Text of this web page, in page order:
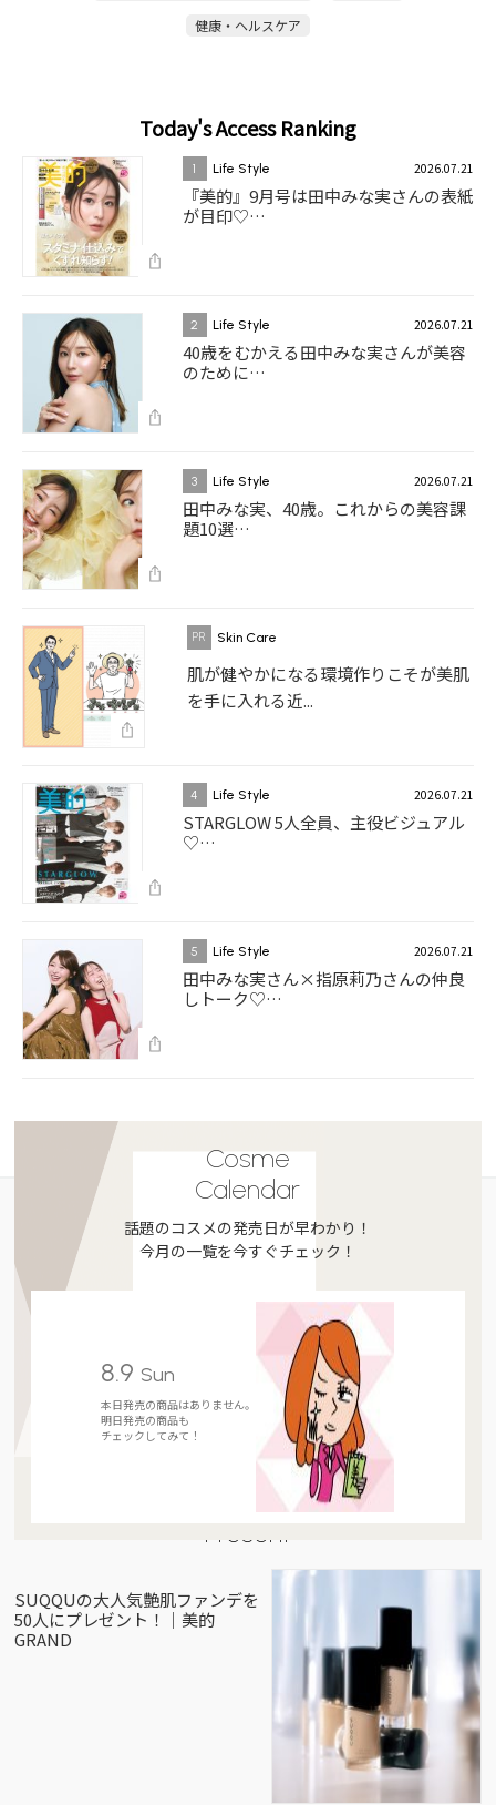
健康・ヘルスケア
Today's Access Ranking
1 Life Style 2026.07.21
『美的』9月号は田中みな実さんの表紙
が目印♡…
2 Life Style 2026.07.21
40歳をむかえる田中みな実さんが美容
のために…
3 Life Style 2026.07.21
田中みな実、40歳。これからの美容課
題10選…
Skin Care
肌が健やかになる環境作りこそが美肌
を手に入れる近...
4 Life Style 2026.07.21
STARGLOW 5人全員、主役ビジュアル
♡…
5 Life Style 2026.07.21
田中みな実さん×指原莉乃さんの仲良
しトーク♡…
Cosme
Calendar
話題のコスメの発売日が早わかり！
今月の一覧を今すぐチェック！
8.9 Sun
本日発売の商品はありません。
明日発売の商品も
チェックしてみて！
Present
SUQQUの大人気艶肌ファンデを
50人にプレゼント！｜美的
GRAND